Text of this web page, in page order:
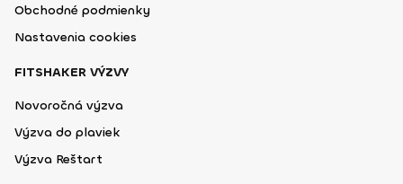
Obchodné podmienky
Nastavenia cookies
FITSHAKER VÝZVY
Novoročná výzva
Výzva do plaviek
Výzva Reštart